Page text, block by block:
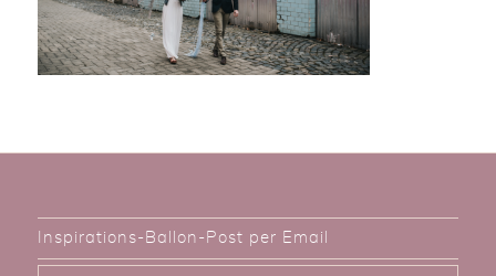
Inspirations-Ballon-Post per Email